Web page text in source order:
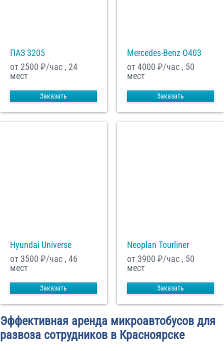
ПАЗ 3205
от 2500 ₽/час , 24
мест
Заказать
Mercedes-Benz О403
от 4000 ₽/час , 50
мест
Заказать
Hyundai Universe
от 3500 ₽/час , 46
мест
Заказать
Neoplan Tourliner
от 3900 ₽/час , 50
мест
Заказать
Эффективная аренда микроавтобусов для
развоза сотрудников в Красноярске